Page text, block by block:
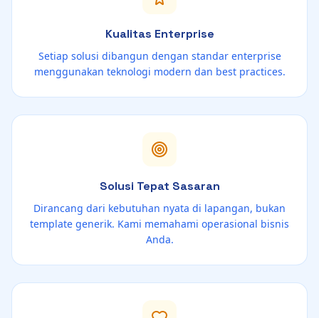
Kualitas Enterprise
Setiap solusi dibangun dengan standar enterprise
menggunakan teknologi modern dan best practices.
Solusi Tepat Sasaran
Dirancang dari kebutuhan nyata di lapangan, bukan
template generik. Kami memahami operasional bisnis
Anda.